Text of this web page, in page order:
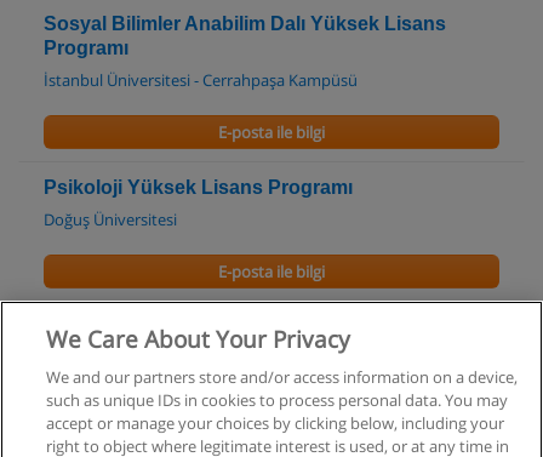
Sosyal Bilimler Anabilim Dalı Yüksek Lisans
Programı
İstanbul Üniversitesi - Cerrahpaşa Kampüsü
E-posta ile bilgi
Psikoloji Yüksek Lisans Programı
Doğuş Üniversitesi
E-posta ile bilgi
Genel Sosyoloji ve Metodoloji Doktora Programı
E-posta ile bilgi
We Care About Your Privacy
We and our partners store and/or access information on a device,
such as unique IDs in cookies to process personal data. You may
accept or manage your choices by clicking below, including your
right to object where legitimate interest is used, or at any time in